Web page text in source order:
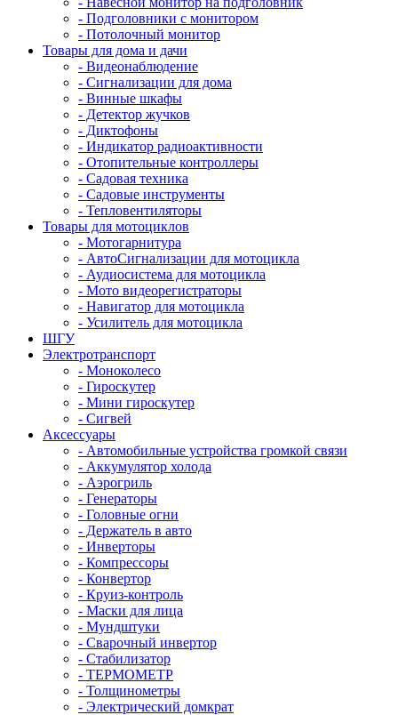
- Подголовники с монитором
- Потолочный монитор
Товары для дома и дачи
- Видеонаблюдение
- Сигнализации для дома
- Винные шкафы
- Детектор жучков
- Диктофоны
- Индикатор радиоактивности
- Отопительные контроллеры
- Садовая техника
- Садовые инструменты
- Тепловентиляторы
Товары для мотоциклов
- Mотогарнитура
- АвтоСигнализации для мотоцикла
- Аудиосистема для мотоцикла
- Мото видеорегистраторы
- Навигатор для мотоцикла
- Усилитель для мотоцикла
ШГУ
Электротранспорт
- Mоноколесо
- Гироскутер
- Мини гироскутер
- Сигвей
Аксессуары
- Автомобильные устройства громкой связи
- Аккумулятор холода
- Аэрогриль
- Генераторы
- Головные огни
- Держатель в авто
- Инверторы
- Компрессоры
- Конвертор
- Круиз-контроль
- Маски для лица
- Мундштуки
- Сварочный инвертор
- Стабилизатор
- ТЕРМОМЕТР
- Толщинометры
- Электрический домкрат